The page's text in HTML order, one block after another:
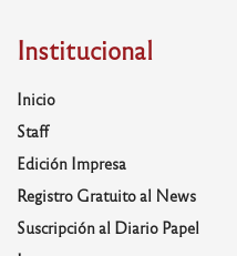
Institucional
Inicio
Staff
Edición Impresa
Registro Gratuito al News
Suscripción al Diario Papel